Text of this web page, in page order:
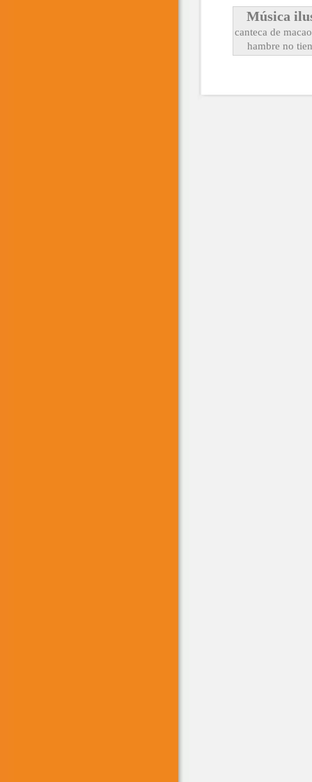
Música
canteca de
hambre no